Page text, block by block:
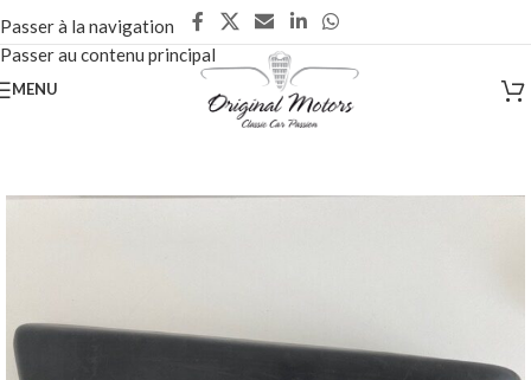
Passer à la navigation
Passer au contenu principal
MENU